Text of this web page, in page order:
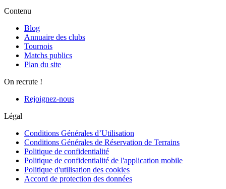
Contenu
Blog
Annuaire des clubs
Tournois
Matchs publics
Plan du site
On recrute !
Rejoignez-nous
Légal
Conditions Générales d’Utilisation
Conditions Générales de Réservation de Terrains
Politique de confidentialité
Politique de confidentialité de l'application mobile
Politique d'utilisation des cookies
Accord de protection des données